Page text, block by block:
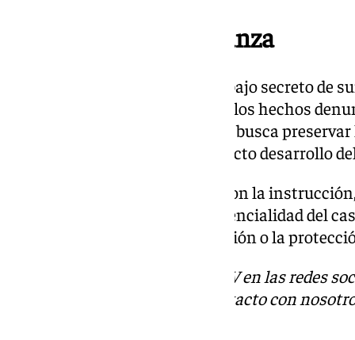
El procedimiento avanza
La investigación se encuentra bajo secreto de
trascendido más detalles sobre los hechos
en marcha. Este tipo de medida busca
implicadas y garantizar el correcto desarrollo
Mientras el juzgado continúa con la
necesidad de respetar la confidencialidad del
puedan perjudicar la investigación o la
Descubre más noticias de 101TV en las redes
. Puedes ponerte en contacto con